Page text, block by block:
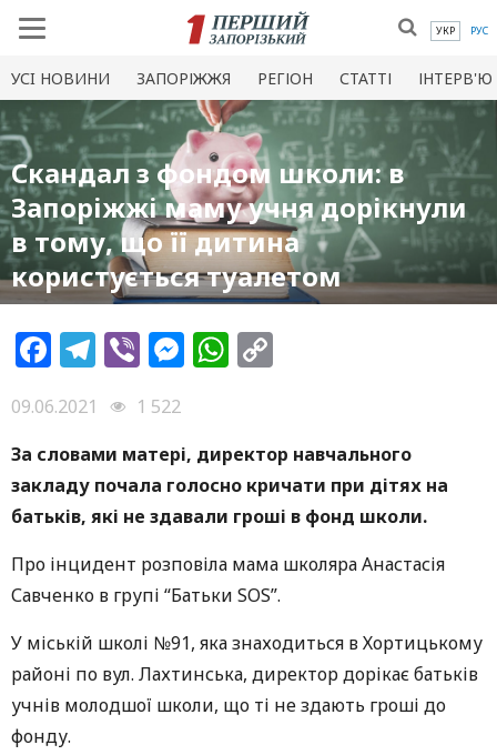
УКР РУС
УСI НОВИНИ ЗАПОРІЖЖЯ РЕГІОН СТАТТІ ІНТЕРВ'Ю
Скандал з фондом школи: в
Запоріжжі маму учня дорікнули
в тому, що її дитина
користується туалетом
Facebook
Telegram
ViberMessenger
WhatsApp
09.06.2021
1 522
За словами матері, директор навчального
закладу почала голосно кричати при дітях на
батьків, які не здавали гроші в фонд школи.
Про інцидент розповіла мама школяра Анастасія
Савченко в групі “Батьки SOS”.
У міській школі №91, яка знаходиться в Хортицькому
районі по вул. Лахтинська, директор дорікає батьків
учнів молодшої школи, що ті не здають гроші до
фонду.